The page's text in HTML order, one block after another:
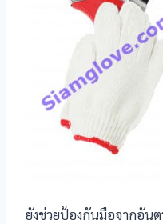
ยังช่วยป้องกันมือจากอันต